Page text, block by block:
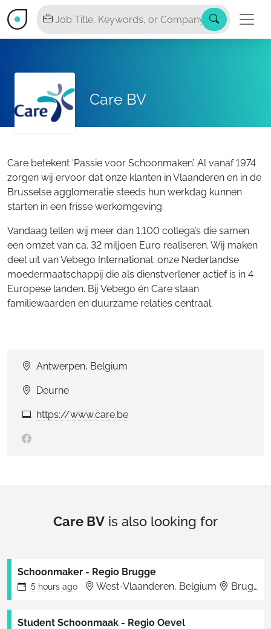
Care BV
Care betekent ‘Passie voor Schoonmaken’. Al vanaf 1974
zorgen wij ervoor dat onze klanten in Vlaanderen en in de
Brusselse agglomeratie steeds hun werkdag kunnen
starten in een frisse werkomgeving.
Vandaag tellen wij meer dan 1.100 collega’s die samen
een omzet van ca. 32 miljoen Euro realiseren. Wij maken
deel uit van Vebego International: onze Nederlandse
moedermaatschappij die als dienstverlener actief is in 4
Europese landen. Bij Vebego én Care staan
familiewaarden en duurzame relaties centraal.
Antwerpen, Belgium
Deurne
https://www.care.be
Care BV is also looking for
Schoonmaker - Regio Brugge
5 hours ago West-Vlaanderen, Belgium Brugge
Student Schoonmaak - Regio Oevel